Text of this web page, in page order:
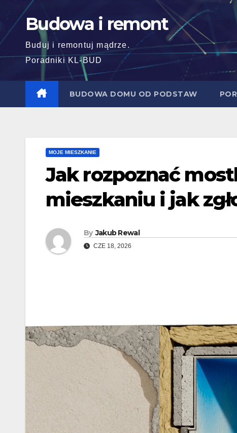
content
Budowa i remont
Buduj i remontuj mądrze.
Poradniki KL-BUD
BUDOWA DOMU OD PODSTAW
MOJE MIESZKANIE
Jak rozpoznać
mieszkaniu i jak
By Jakub Rewal
CZE 18, 2026